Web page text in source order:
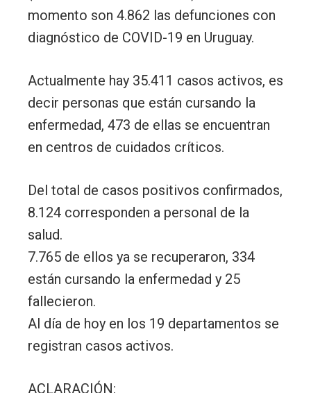
momento son 4.862 las defunciones con
diagnóstico de COVID-19 en Uruguay.
Actualmente hay 35.411 casos activos, es
decir personas que están cursando la
enfermedad, 473 de ellas se encuentran
en centros de cuidados críticos.
Del total de casos positivos confirmados,
8.124 corresponden a personal de la
salud.
7.765 de ellos ya se recuperaron, 334
están cursando la enfermedad y 25
fallecieron.
Al día de hoy en los 19 departamentos se
registran casos activos.
ACLARACIÓN: